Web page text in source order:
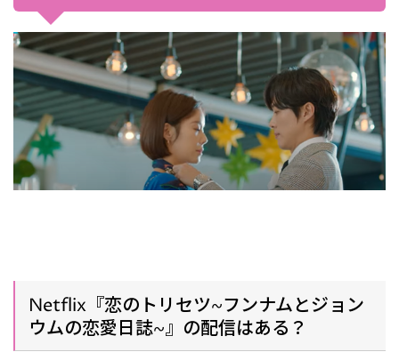
Netflix『恋のトリセツ~フンナムとジョン
ウムの恋愛日誌~』の配信はある？